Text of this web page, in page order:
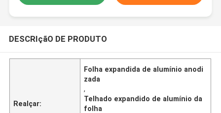
DESCRIçãO DE PRODUTO
Realçar:
Folha expandida de alumínio anodi
zada
,
Telhado expandido de alumínio da
folha